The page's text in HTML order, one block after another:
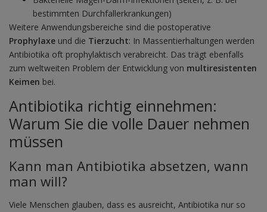
bestimmten Durchfallerkrankungen)
Weitere Anwendungsbereiche sind die postoperative
Prophylaxe und die Tierzucht: In Massentierhaltungen werden
Antibiotika oft prophylaktisch verabreicht. Das trägt ebenfalls
zum weltweiten Problem der Entwicklung von multiresistenten
Keimen bei.
Antibiotika richtig einnehmen:
Warum Sie die volle Dauer nehmen
müssen
Kann man Antibiotika absetzen, wann
man will?
Viele Menschen glauben, dass es ausreicht, Antibiotika nur so